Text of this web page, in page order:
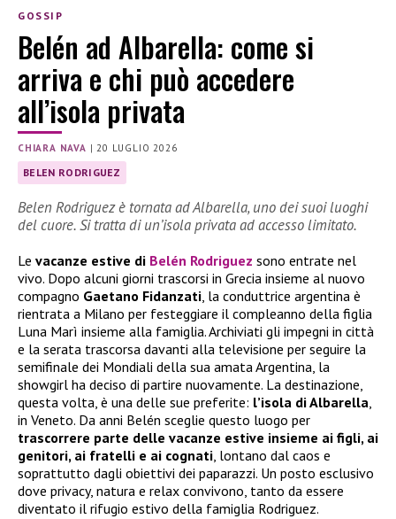
GOSSIP
Belén ad Albarella: come si
arriva e chi può accedere
all’isola privata
CHIARA NAVA | 20 LUGLIO 2026
BELEN RODRIGUEZ
Belen Rodriguez è tornata ad Albarella, uno dei suoi luoghi
del cuore. Si tratta di un’isola privata ad accesso limitato.
Le vacanze estive di Belén Rodriguez sono entrate nel
vivo. Dopo alcuni giorni trascorsi in Grecia insieme al nuovo
compagno Gaetano Fidanzati, la conduttrice argentina è
rientrata a Milano per festeggiare il compleanno della figlia
Luna Marì insieme alla famiglia. Archiviati gli impegni in città
e la serata trascorsa davanti alla televisione per seguire la
semifinale dei Mondiali della sua amata Argentina, la
showgirl ha deciso di partire nuovamente. La destinazione,
questa volta, è una delle sue preferite: l’isola di Albarella,
in Veneto. Da anni Belén sceglie questo luogo per
trascorrere parte delle vacanze estive insieme ai figli, ai
genitori, ai fratelli e ai cognati, lontano dal caos e
soprattutto dagli obiettivi dei paparazzi. Un posto esclusivo
dove privacy, natura e relax convivono, tanto da essere
diventato il rifugio estivo della famiglia Rodriguez.